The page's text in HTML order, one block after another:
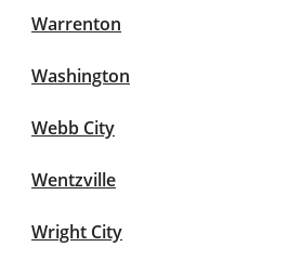
Warrenton
Washington
Webb City
Wentzville
Wright City